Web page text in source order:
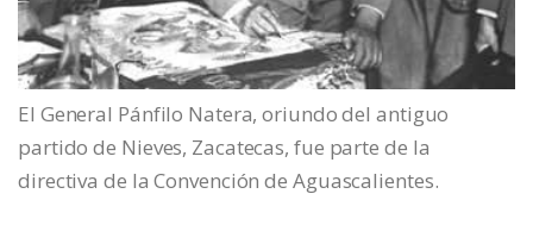
El General Pánfilo Natera, oriundo del antiguo
partido de Nieves, Zacatecas, fue parte de la
directiva de la Convención de Aguascalientes.